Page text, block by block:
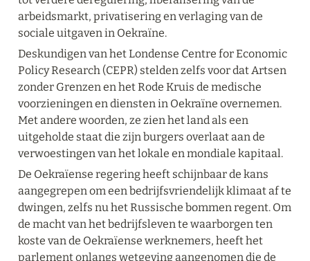
arbeidsmarkt, privatisering en verlaging van de
sociale uitgaven in Oekraïne.
Deskundigen van het Londense Centre for Economic
Policy Research (CEPR) stelden zelfs voor dat Artsen
zonder Grenzen en het Rode Kruis de medische
voorzieningen en diensten in Oekraïne overnemen.
Met andere woorden, ze zien het land als een
uitgeholde staat die zijn burgers overlaat aan de
verwoestingen van het lokale en mondiale kapitaal.
De Oekraïense regering heeft schijnbaar de kans
aangegrepen om een bedrijfsvriendelijk klimaat af te
dwingen, zelfs nu het Russische bommen regent. Om
de macht van het bedrijfsleven te waarborgen ten
koste van de Oekraïense werknemers, heeft het
parlement onlangs wetgeving aangenomen die de